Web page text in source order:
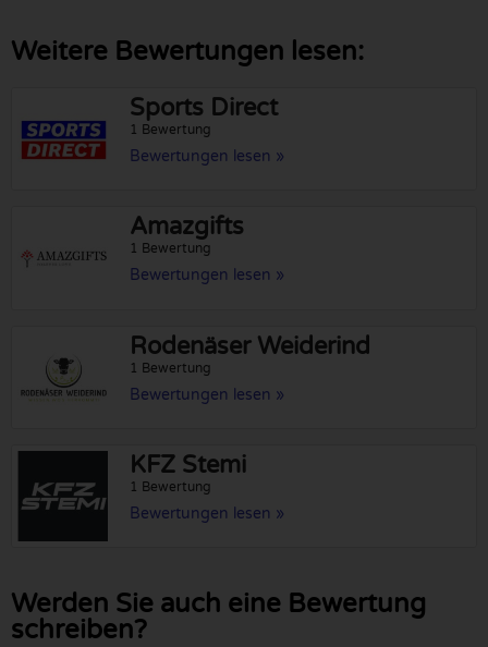
Weitere Bewertungen lesen:
Sports Direct
1 Bewertung
Bewertungen lesen »
Amazgifts
1 Bewertung
Bewertungen lesen »
Rodenäser Weiderind
1 Bewertung
Bewertungen lesen »
KFZ Stemi
1 Bewertung
Bewertungen lesen »
Werden Sie auch eine Bewertung
schreiben?